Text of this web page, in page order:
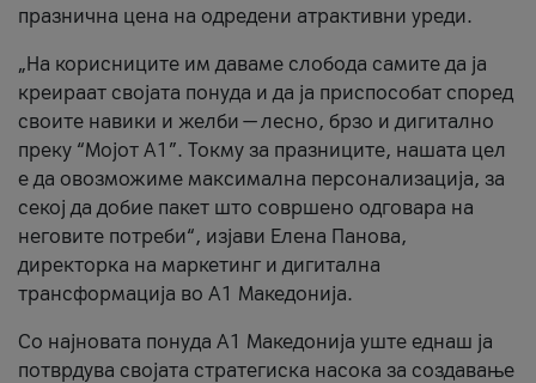
празнична цена на одредени атрактивни уреди.
„На корисниците им даваме слобода самите да ја
креираат својата понуда и да ја приспособат според
своите навики и желби — лесно, брзо и дигитално
преку “Мојот А1”. Токму за празниците, нашата цел
е да овозможиме максимална персонализација, за
секој да добие пакет што совршено одговара на
неговите потреби“, изјави Елена Панова,
директорка на маркетинг и дигитална
трансформација во А1 Македонија.
Со најновата понуда А1 Македонија уште еднаш ја
потврдува својата стратегиска насока за создавање